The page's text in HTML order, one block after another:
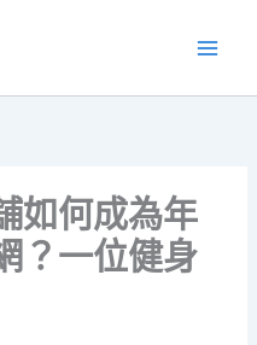
如何成為年
？一位健身